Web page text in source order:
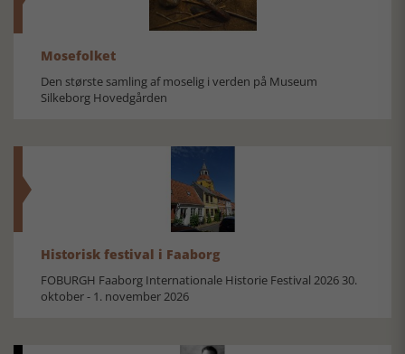
Mosefolket
Den største samling af moselig i verden på Museum
Silkeborg Hovedgården
Historisk festival i Faaborg
FOBURGH Faaborg Internationale Historie Festival 2026 30.
oktober - 1. november 2026